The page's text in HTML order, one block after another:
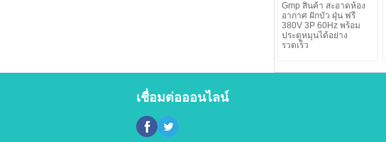
Gmp สินค้า สะอาดห้อง
อากาศ ฝักบัว ฝุ่น ฟรี
380V 3P 60Hz พร้อม
ประตูหมุนได้อย่าง
รวดเร็ว
เชื่อมต่อออนไลน์